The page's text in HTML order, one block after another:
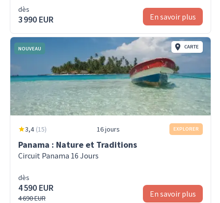
dès
3 990 EUR En savoir plus
NOUVEAU CARTE
3,4 (15) 16 jours EXPLORER
Panama : Nature et Traditions
Circuit Panama 16 Jours
dès
4 590 EUR
4 690 EUR En savoir plus